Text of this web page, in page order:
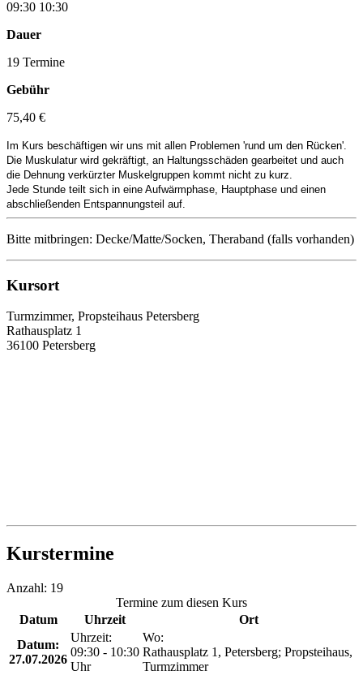
09:30 10:30
Dauer
19 Termine
Gebühr
75,40 €
Im Kurs beschäftigen wir uns mit allen Problemen 'rund um den Rücken'.
Die Muskulatur wird gekräftigt, an Haltungsschäden gearbeitet und auch
die Dehnung verkürzter Muskelgruppen kommt nicht zu kurz.
Jede Stunde teilt sich in eine Aufwärmphase, Hauptphase und einen
abschließenden Entspannungsteil auf.
Bitte mitbringen: Decke/Matte/Socken, Theraband (falls vorhanden)
Kursort
Turmzimmer, Propsteihaus Petersberg
Rathausplatz 1
36100 Petersberg
Kurstermine
Anzahl: 19
Termine zum diesen Kurs
Datum
Uhrzeit
Ort
Datum:
27.07.2026
Uhrzeit:
09:30 - 10:30
Uhr
Wo:
Rathausplatz 1, Petersberg; Propsteihaus,
Turmzimmer